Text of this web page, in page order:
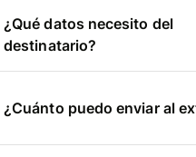
¿Qué datos necesito del
destinatario?
¿Cuánto puedo enviar al